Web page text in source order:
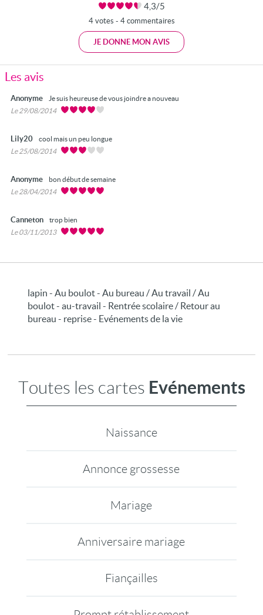
4,3/5
4 votes - 4 commentaires
JE DONNE MON AVIS
Les avis
Anonyme
Je suis heureuse de vous joindre a nouveau
Le 29/08/2014
Lily20
cool mais un peu longue
Le 25/08/2014
Anonyme
bon début de semaine
Le 28/04/2014
Canneton
trop bien
Le 03/11/2013
lapin - Au boulot - Au bureau / Au travail / Au
boulot - au-travail - Rentrée scolaire / Retour au
bureau - reprise - Evénements de la vie
Toutes les cartes Evénements
Naissance
Annonce grossesse
Mariage
Anniversaire mariage
Fiançailles